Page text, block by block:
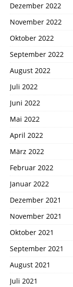
Dezember 2022
November 2022
Oktober 2022
September 2022
August 2022
Juli 2022
Juni 2022
Mai 2022
April 2022
März 2022
Februar 2022
Januar 2022
Dezember 2021
November 2021
Oktober 2021
September 2021
August 2021
Juli 2021